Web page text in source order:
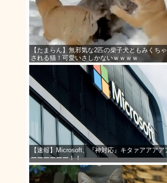
【たまらん】無邪気な2匹の柴子犬ともみくち
される猫！可愛いさしかないｗｗｗｗ
【速報】Microsoft、『神対応』キタァアアアア
ーーーーーー！！